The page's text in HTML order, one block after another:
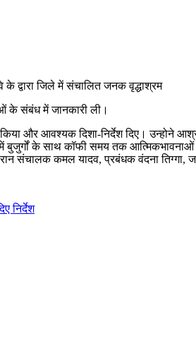
द्वारा जिले में संचालित जनक वृद्धाश्रम
के संबंध में जानकारी ली।
और आवश्यक दिशा-निर्देश दिए। उन्होने
के साथ कॉफी समय तक आत्मिकभावनाओं
कमल यादव, प्रबंधक वंदना तिग्गा,
निर्देश